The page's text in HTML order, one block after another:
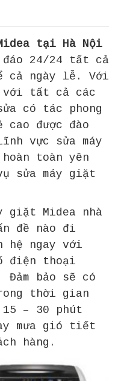
tại Hà Nội
24/24 tất cả
cả ngày lễ. Với
với tất cả các
có tác phong
cao được đào
vực sửa máy
toàn yên
sửa máy giặt
giặt Midea nhà
đề nào đi
hệ ngay với
điện thoại
Đảm bảo sẽ có
thời gian
– 30 phút
mưa gió tiết
hàng.